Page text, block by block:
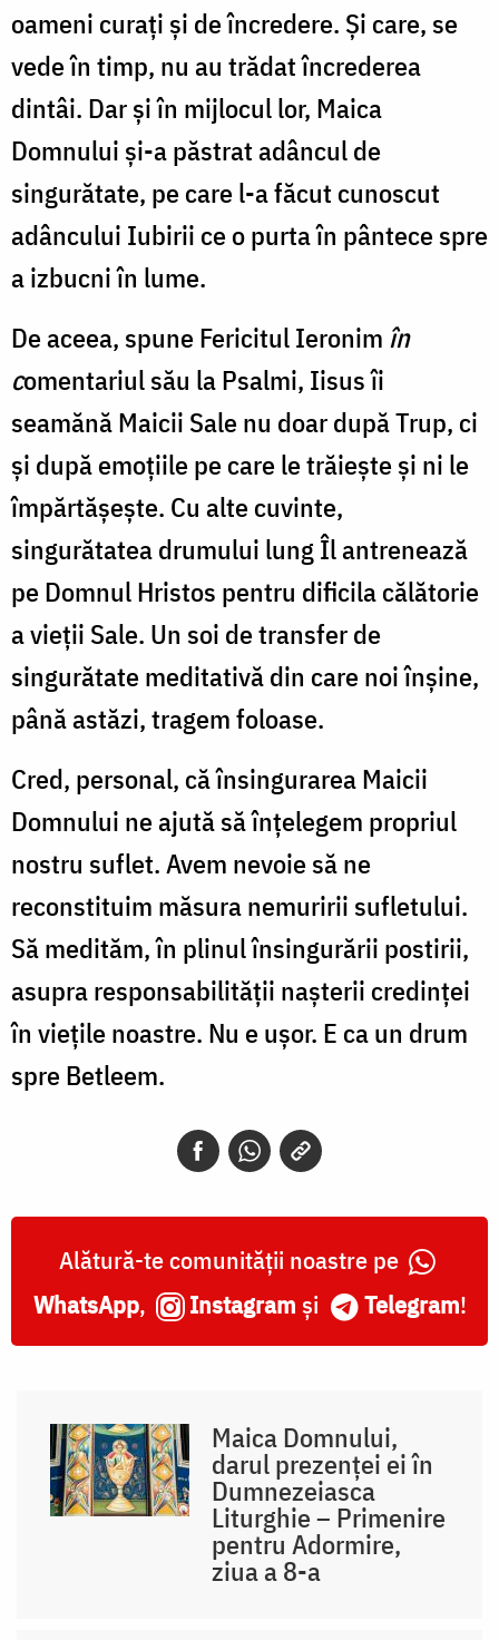
oameni curați și de încredere. Și care, se
vede în timp, nu au trădat încrederea
dintâi. Dar și în mijlocul lor, Maica
Domnului și-a păstrat adâncul de
singurătate, pe care l-a făcut cunoscut
adâncului Iubirii ce o purta în pântece spre
a izbucni în lume.
De aceea, spune Fericitul Ieronim în
comentariul său la Psalmi, Iisus îi
seamănă Maicii Sale nu doar după Trup, ci
și după emoțiile pe care le trăiește și ni le
împărtășește. Cu alte cuvinte,
singurătatea drumului lung Îl antrenează
pe Domnul Hristos pentru dificila călătorie
a vieții Sale. Un soi de transfer de
singurătate meditativă din care noi înșine,
până astăzi, tragem foloase.
Cred, personal, că însingurarea Maicii
Domnului ne ajută să înțelegem propriul
nostru suflet. Avem nevoie să ne
reconstituim măsura nemuririi sufletului.
Să medităm, în plinul însingurării postirii,
asupra responsabilității nașterii credinței
în viețile noastre. Nu e ușor. E ca un drum
spre Betleem.
Alătură-te comunității noastre pe
WhatsApp, Instagram și Telegram!
Maica Domnului,
darul prezenței ei în
Dumnezeiasca
Liturghie – Primenire
pentru Adormire,
ziua a 8-a